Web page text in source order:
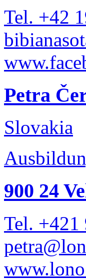
Tel. +42
Petra
Slovakia
900 24
Tel. +421